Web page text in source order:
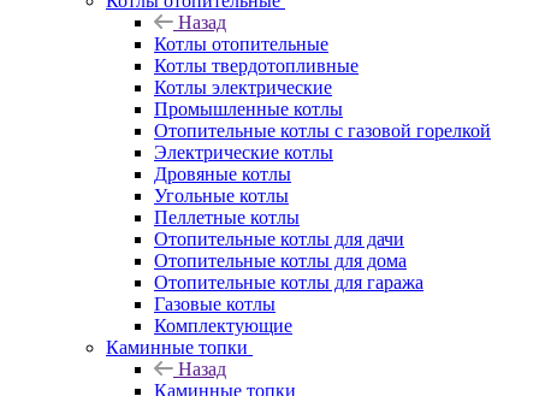
Назад
Котлы отопительные
Котлы твердотопливные
Котлы электрические
Промышленные котлы
Отопительные котлы с газовой горелкой
Электрические котлы
Дровяные котлы
Угольные котлы
Пеллетные котлы
Отопительные котлы для дачи
Отопительные котлы для дома
Отопительные котлы для гаража
Газовые котлы
Комплектующие
Каминные топки
Назад
Каминные топки